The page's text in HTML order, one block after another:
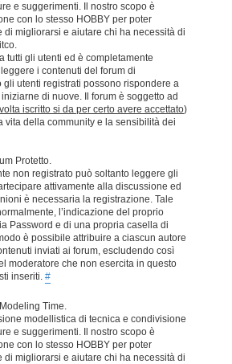
e suggerimenti. Il nostro scopo è
con lo stesso HOBBY per poter
di migliorarsi e aiutare chi ha necessità di
tutti gli utenti ed è completamente
i contenuti del forum di
gli utenti registrati possono rispondere a
di nuove. Il forum è soggetto ad
iscritto si da per certo avere accettato)
vita della community e la sensibilità dei
Protetto.
non registrato può soltanto leggere gli
attivamente alla discussione ed
è necessaria la registrazione. Tale
l’indicazione del proprio
Password e di una propria casella di
è possibile attribuire a ciascun autore
inviati ai forum, escludendo così
moderatore che non esercita in questo
inseriti. #
Time.
modellistica di tecnica e condivisione
e suggerimenti. Il nostro scopo è
con lo stesso HOBBY per poter
di migliorarsi e aiutare chi ha necessità di